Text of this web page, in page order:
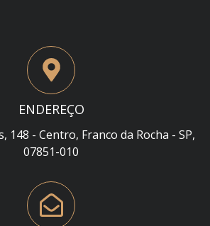
ENDEREÇO
148 - Centro, Franco da Rocha - SP,
07851-010